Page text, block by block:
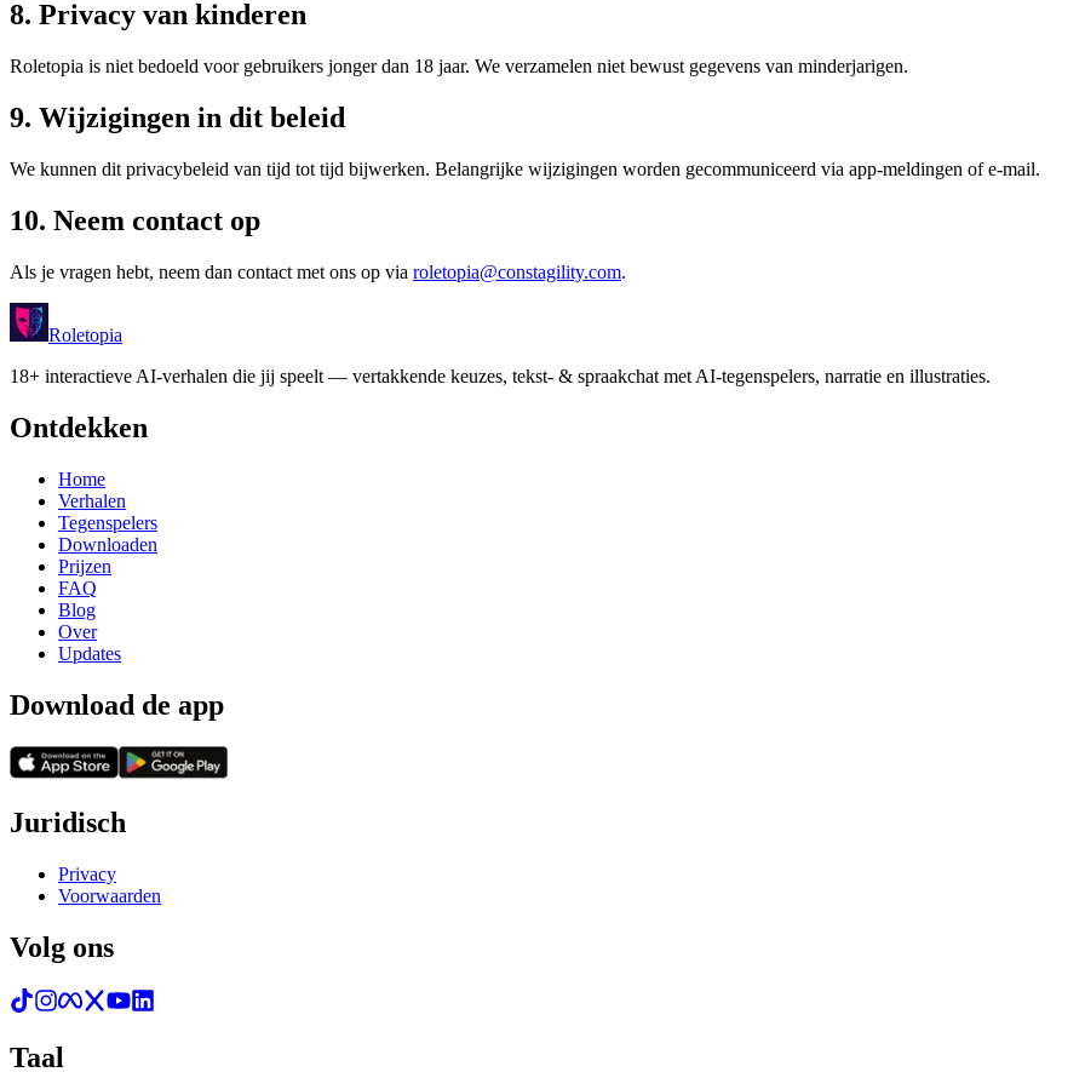
8. Privacy van kinderen
Roletopia is niet bedoeld voor gebruikers jonger dan 18 jaar. We verzamelen niet bewust gegevens van minderjarigen.
9. Wijzigingen in dit beleid
We kunnen dit privacybeleid van tijd tot tijd bijwerken. Belangrijke wijzigingen worden gecommuniceerd via app-meldingen of e-mail.
10. Neem contact op
Als je vragen hebt, neem dan contact met ons op via roletopia@constagility.com.
Roletopia
18+ interactieve AI-verhalen die jij speelt — vertakkende keuzes, tekst- & spraakchat met AI-tegenspelers, narratie en illustraties.
Ontdekken
Home
Verhalen
Tegenspelers
Downloaden
Prijzen
FAQ
Blog
Over
Updates
Download de app
Juridisch
Privacy
Voorwaarden
Volg ons
Taal